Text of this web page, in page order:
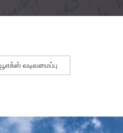
வடிவமைப்பு